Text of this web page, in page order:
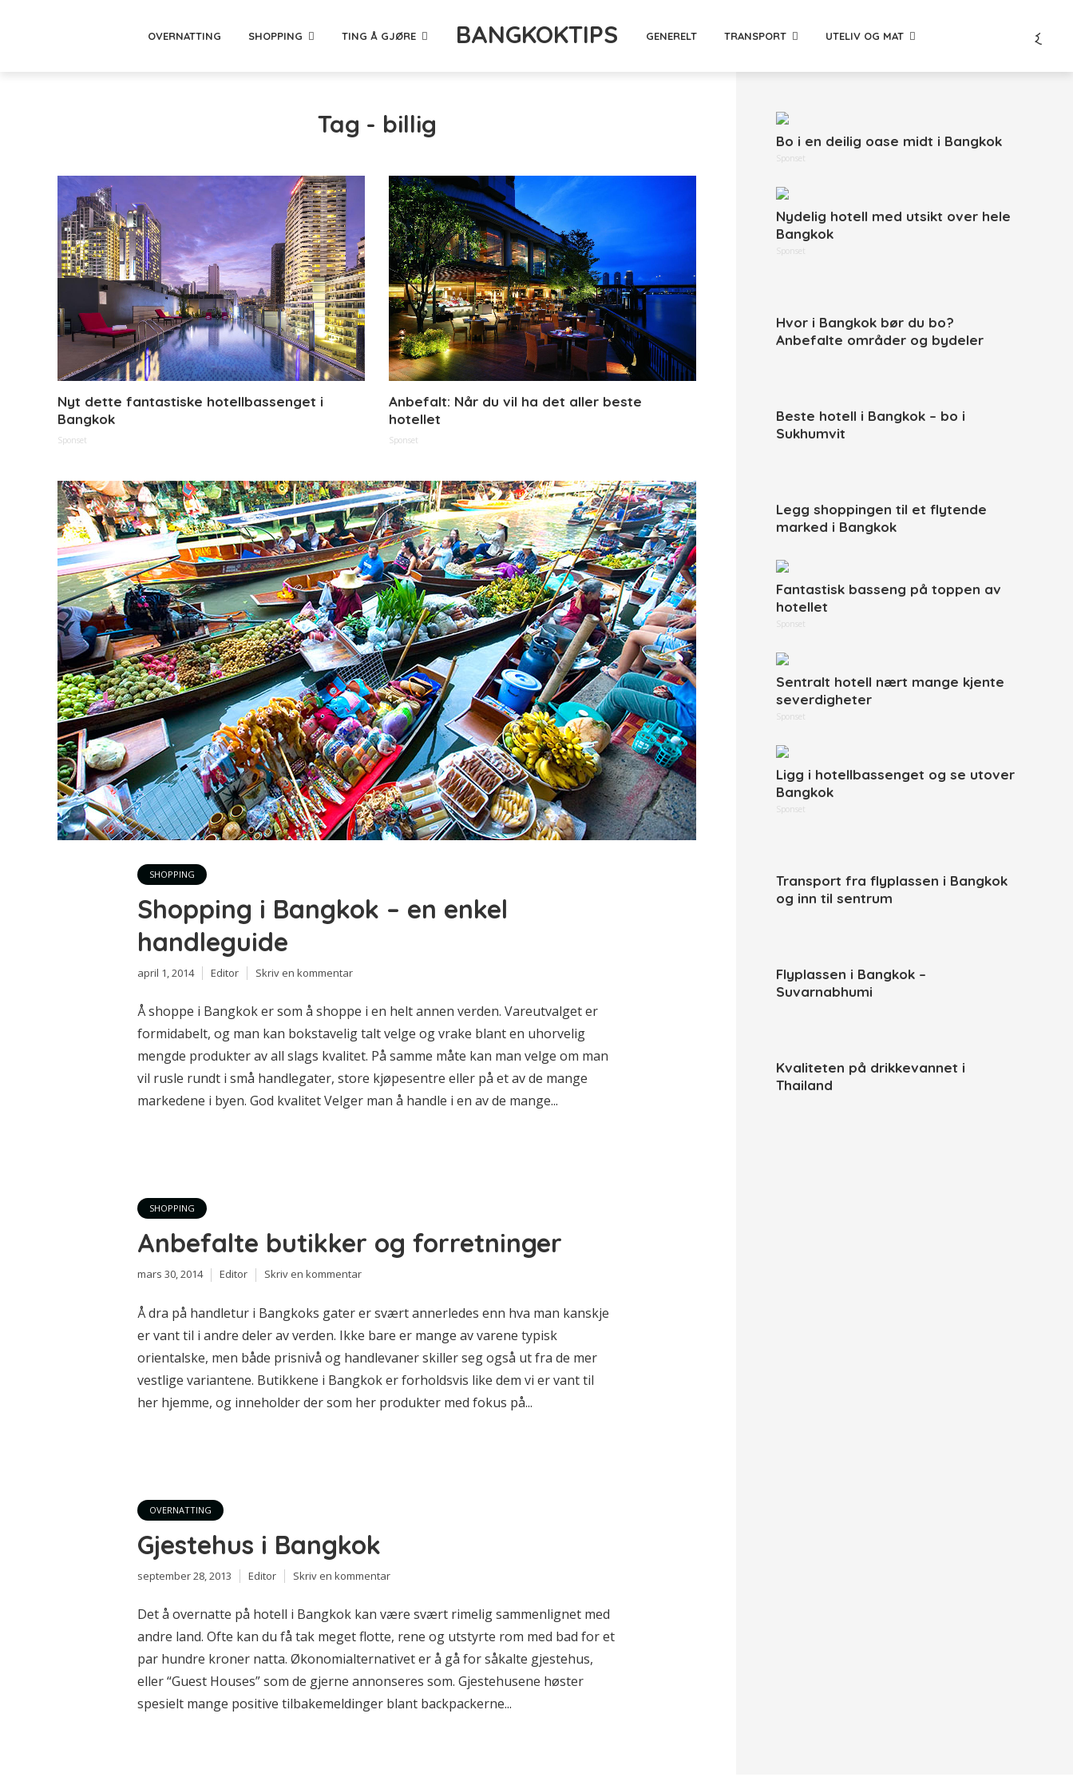
OVERNATTING SHOPPING TING Å GJØRE BANGKOKTIPS GENERELT TRANSPORT UTELIV OG MAT
Tag - billig
Nyt dette fantastiske hotellbassenget i
Bangkok
Sponset
Anbefalt: Når du vil ha det aller beste
hotellet
Sponset
SHOPPING
Shopping i Bangkok – en enkel
handleguide
april 1, 2014 Editor Skriv en kommentar
Å shoppe i Bangkok er som å shoppe i en helt annen verden. Vareutvalget er
formidabelt, og man kan bokstavelig talt velge og vrake blant en uhorvelig
mengde produkter av all slags kvalitet. På samme måte kan man velge om man
vil rusle rundt i små handlegater, store kjøpesentre eller på et av de mange
markedene i byen. God kvalitet Velger man å handle i en av de mange...
SHOPPING
Anbefalte butikker og forretninger
mars 30, 2014 Editor Skriv en kommentar
Å dra på handletur i Bangkoks gater er svært annerledes enn hva man kanskje
er vant til i andre deler av verden. Ikke bare er mange av varene typisk
orientalske, men både prisnivå og handlevaner skiller seg også ut fra de mer
vestlige variantene. Butikkene i Bangkok er forholdsvis like dem vi er vant til
her hjemme, og inneholder der som her produkter med fokus på...
OVERNATTING
Gjestehus i Bangkok
september 28, 2013 Editor Skriv en kommentar
Det å overnatte på hotell i Bangkok kan være svært rimelig sammenlignet med
andre land. Ofte kan du få tak meget flotte, rene og utstyrte rom med bad for et
par hundre kroner natta. Økonomialternativet er å gå for såkalte gjestehus,
eller “Guest Houses” som de gjerne annonseres som. Gjestehusene høster
spesielt mange positive tilbakemeldinger blant backpackerne...
Bo i en deilig oase midt i Bangkok
Sponset
Nydelig hotell med utsikt over hele
Bangkok
Sponset
Hvor i Bangkok bør du bo?
Anbefalte områder og bydeler
Beste hotell i Bangkok – bo i
Sukhumvit
Legg shoppingen til et flytende
marked i Bangkok
Fantastisk basseng på toppen av
hotellet
Sponset
Sentralt hotell nært mange kjente
severdigheter
Sponset
Ligg i hotellbassenget og se utover
Bangkok
Sponset
Transport fra flyplassen i Bangkok
og inn til sentrum
Flyplassen i Bangkok –
Suvarnabhumi
Kvaliteten på drikkevannet i
Thailand